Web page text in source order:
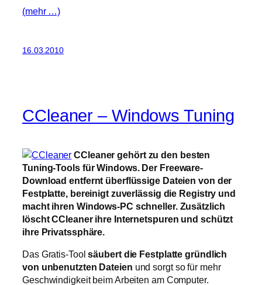
(mehr …)
16.03.2010
CCleaner – Windows Tuning
CCleaner gehört zu den besten
Tuning-Tools für Windows. Der Freeware-
Download entfernt überflüssige Dateien von der
Festplatte, bereinigt zuverlässig die Registry und
macht ihren Windows-PC schneller. Zusätzlich
löscht CCleaner ihre Internetspuren und schützt
ihre Privatssphäre.
Das Gratis-Toolsäubert die Festplatte gründlich
von unbenutzten Dateien und sorgt so für mehr
Geschwindigkeit beim Arbeiten am Computer.